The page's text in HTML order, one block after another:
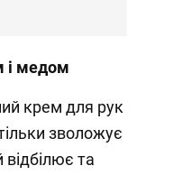
і медом
крем для рук
зволожує
відбілює та